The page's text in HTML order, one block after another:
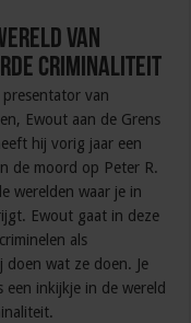
van
criminaliteit
presentator van
Ewout aan de Grens
hij vorig jaar een
de moord op Peter R.
werelden waar je in
Ewout gaat in deze
als
doen wat ze doen. Je
een inkijkje in de wereld